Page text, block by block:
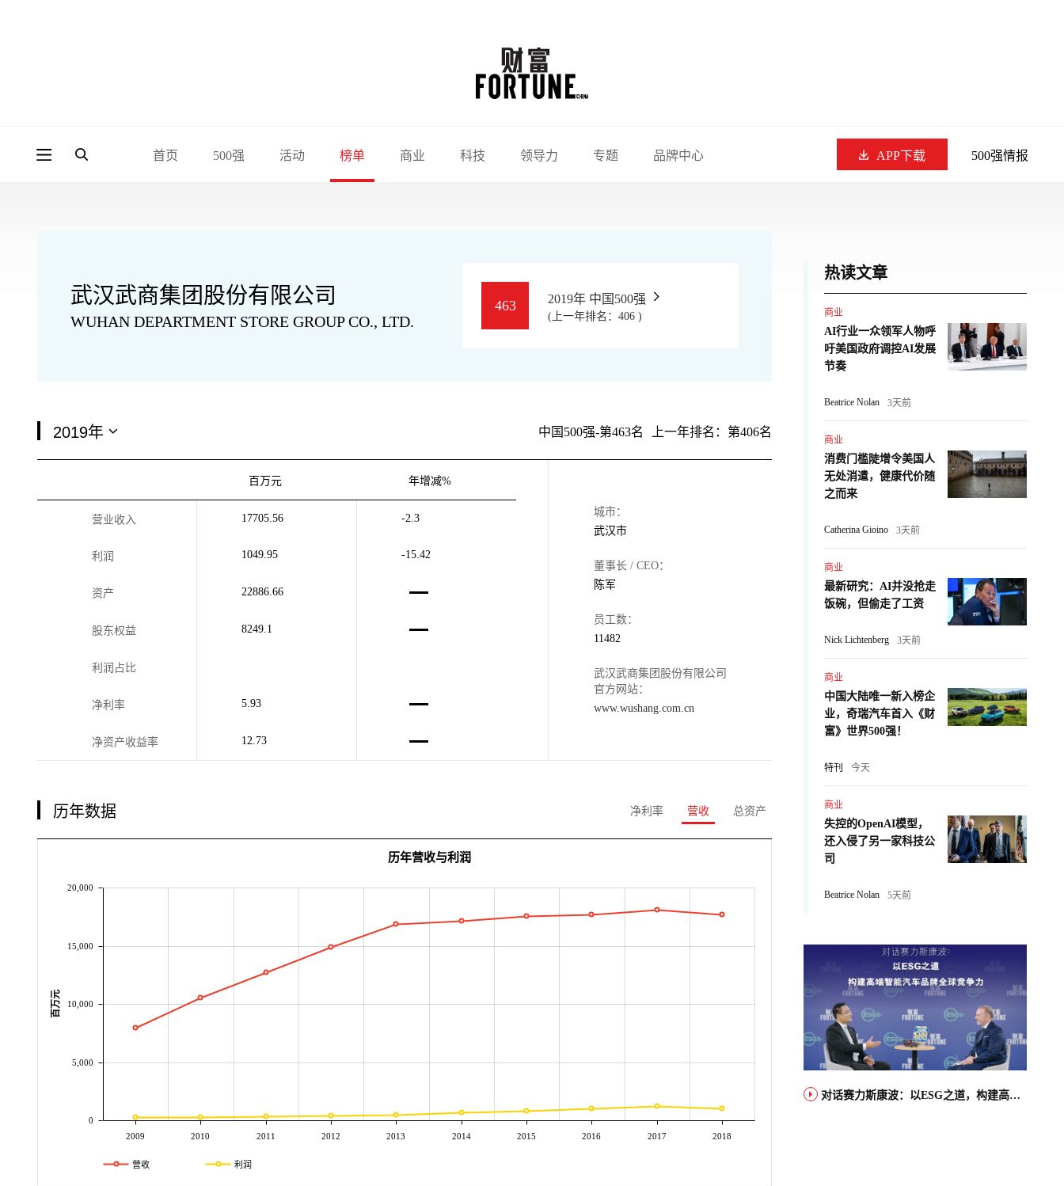
首页 500强 活动 榜单 商业 科技 领导力 专题 品牌中心 APP下载 500强情报
武汉武商集团股份有限公司
WUHAN DEPARTMENT STORE GROUP CO., LTD.
463 2019年 中国500强
(上一年排名：406 )
中国500强-第463名 上一年排名：第406名
百万元 年增减%
营业收入 17705.56 -2.3
利润 1049.95 -15.42
资产 22886.66
股东权益 8249.1
利润占比
净利率 5.93
净资产收益率 12.73
城市：
武汉市
董事长 / CEO：
陈军
员工数：
11482
武汉武商集团股份有限公司
官方网站：
www.wushang.com.cn
历年数据 净利率 营收 总资产
2009 2010 2011 2012 2013 2014 2015 2016 2017 2018
0
5,000
10,000
15,000
20,000
百万元
历年营收与利润
营收 利润
热读文章
商业
AI行业一众领军人物呼
吁美国政府调控AI发展
节奏
Beatrice Nolan 3天前
商业
消费门槛陡增令美国人
无处消遣，健康代价随
之而来
Catherina Gioino 3天前
商业
最新研究：AI并没抢走
饭碗，但偷走了工资
Nick Lichtenberg 3天前
商业
中国大陆唯一新入榜企
业，奇瑞汽车首入《财
富》世界500强！
特刊 今天
商业
失控的OpenAI模型，
还入侵了另一家科技公
司
Beatrice Nolan 5天前
对话赛力斯康波：以ESG之道，构建高端智能汽车品牌全球竞争力